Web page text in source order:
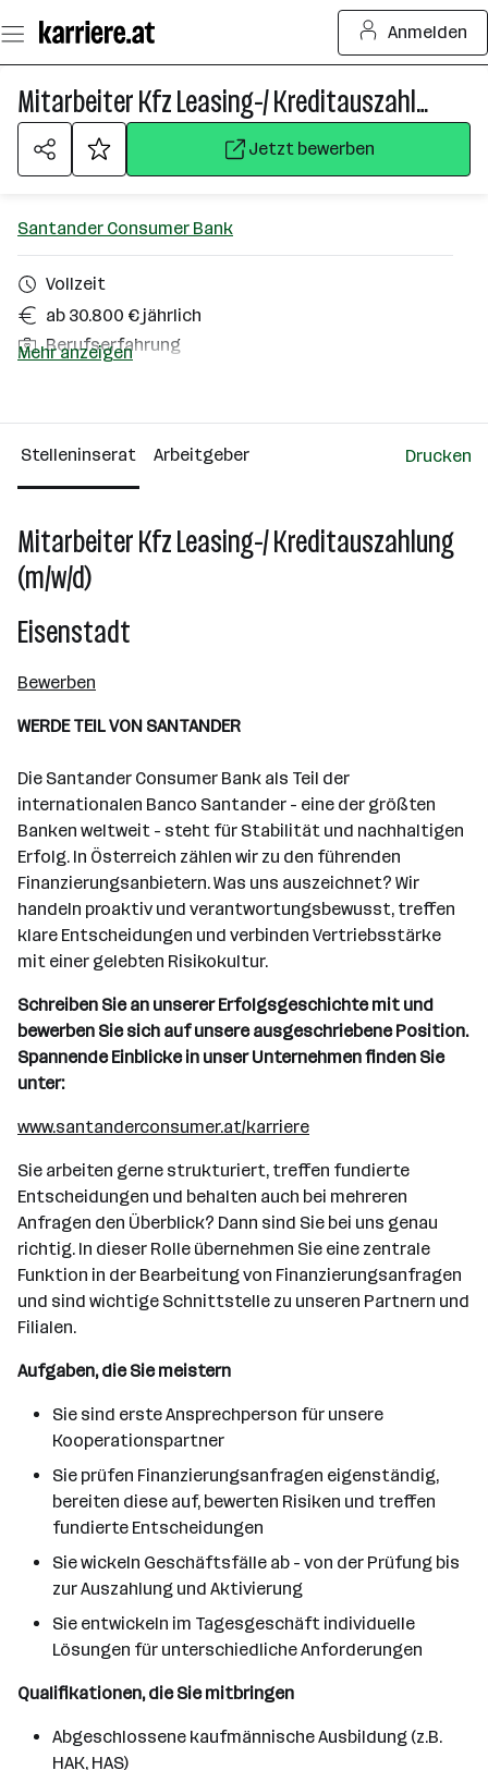
Seiteninhalt
springen
Anmelden
Mitarbeiter Kfz Leasing-/ Kreditauszahlung (m/w/d)
Jetzt bewerben
Santander Consumer Bank
Vollzeit
ab 30.800 € jährlich
Berufserfahrung
Wien
Mehr anzeigen
Stelleninserat Arbeitgeber Drucken
Mitarbeiter Kfz Leasing-/ Kreditauszahlung
(m/w/d)
Eisenstadt
Bewerben
WERDE TEIL VON SANTANDER
Die Santander Consumer Bank als Teil der
internationalen Banco Santander - eine der größten
Banken weltweit - steht für Stabilität und nachhaltigen
Erfolg. In Österreich zählen wir zu den führenden
Finanzierungsanbietern. Was uns auszeichnet? Wir
handeln proaktiv und verantwortungsbewusst, treffen
klare Entscheidungen und verbinden Vertriebsstärke
mit einer gelebten Risikokultur.
Schreiben Sie an unserer Erfolgsgeschichte mit und
bewerben Sie sich auf unsere ausgeschriebene Position.
Spannende Einblicke in unser Unternehmen finden Sie
unter:
www.santanderconsumer.at/karriere
Sie arbeiten gerne strukturiert, treffen fundierte
Entscheidungen und behalten auch bei mehreren
Anfragen den Überblick? Dann sind Sie bei uns genau
richtig. In dieser Rolle übernehmen Sie eine zentrale
Funktion in der Bearbeitung von Finanzierungsanfragen
und sind wichtige Schnittstelle zu unseren Partnern und
Filialen.
Aufgaben, die Sie meistern
Sie sind erste Ansprechperson für unsere
Kooperationspartner
Sie prüfen Finanzierungsanfragen eigenständig,
bereiten diese auf, bewerten Risiken und treffen
fundierte Entscheidungen
Sie wickeln Geschäftsfälle ab - von der Prüfung bis
zur Auszahlung und Aktivierung
Sie entwickeln im Tagesgeschäft individuelle
Lösungen für unterschiedliche Anforderungen
Qualifikationen, die Sie mitbringen
Abgeschlossene kaufmännische Ausbildung (z.B.
HAK, HAS)